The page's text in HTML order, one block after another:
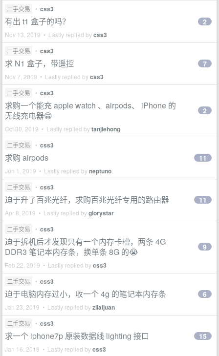
二手交易 • css3
有出 t1 盒子的吗？
Nov 13, 2019 • Lastly replied bycss3
2
二手交易 • css3
求 N1 盒子，带遥控
Nov 7, 2019 • Lastly replied bycss3
7
二手交易 • css3
求购一个能充 apple watch 、airpods、 iPhone 的
无线充电器😁
Oct 30, 2019 • Lastly replied bytanjiehong
2
二手交易 • css3
求购 airpods
Jun 1, 2019 • Lastly replied byneptuno
11
二手交易 • css3
迫于升了百兆光纤，求购百兆光纤专用的路由器
Apr 8, 2019 • Lastly replied byglorystar
11
二手交易 • css3
迫于拆机后才发现只有一个内存卡槽，两条 4G
DDR3 笔记本内存条，换单条 8G 的😭
Feb 22, 2019 • Lastly replied bycss3
9
二手交易 • css3
迫于电脑内存过小，收一个 4g 的笔记本内存条
Jan 23, 2019 • Lastly replied byzilaijuan
6
二手交易 • css3
求一个 iphone7p 原装数据线 lighting 接口
Jan 16, 2019 • Lastly replied bycss3
15